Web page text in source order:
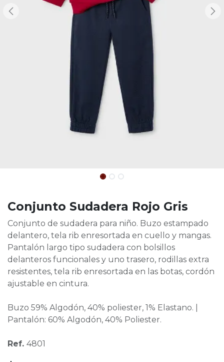
Conjunto Sudadera Rojo Gris
Conjunto de sudadera para niño. Buzo estampado
delantero, tela rib enresortada en cuello y mangas.
Pantalón largo tipo sudadera con bolsillos
delanteros funcionales y uno trasero, rodillas extra
resistentes, tela rib enresortada en las botas, cordón
ajustable en cintura.
Buzo 59% Algodón, 40% poliester, 1% Elastano. |
Pantalón: 60% Algodón, 40% Poliester.
Ref. 4801